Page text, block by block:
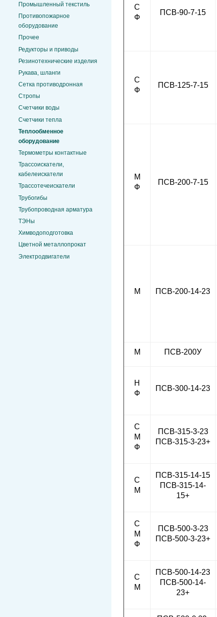
Промышленный текстиль
Противопожарное
оборудование
Прочее
Редукторы и приводы
Резинотехнические изделия
Рукава, шланги
Сетка противодронная
Стропы
Счетчики воды
Счетчики тепла
Теплообменное
оборудование
Термометры контактные
Трассоискатели,
кабелеискатели
Трассотечеискатели
Трубогибы
Трубопроводная арматура
ТЭНы
Химводоподготовка
Цветной металлопрокат
Электродвигатели
С
Ф
ПСВ-90-7-15
С
Ф
ПСВ-125-7-15
М
Ф
ПСВ-200-7-15
М ПСВ-200-14-23
М ПСВ-200У
Н
Ф
ПСВ-300-14-23
С
М
Ф
ПСВ-315-3-23
ПСВ-315-3-23+
С
М
ПСВ-315-14-15
ПСВ-315-14-
15+
С
М
Ф
ПСВ-500-3-23
ПСВ-500-3-23+
С
М
ПСВ-500-14-23
ПСВ-500-14-
23+